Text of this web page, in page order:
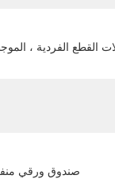
صندوق ورقي